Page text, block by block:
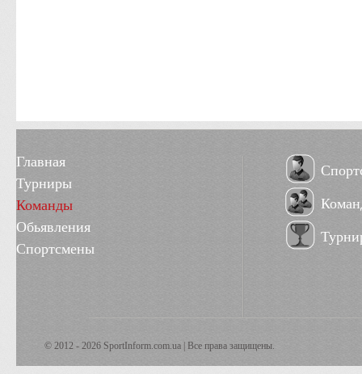
Главная
Турниры
Команды
Обьявления
Спортсмены
© 2012 - 2026 SportInform.com.ua | Все права защищены.